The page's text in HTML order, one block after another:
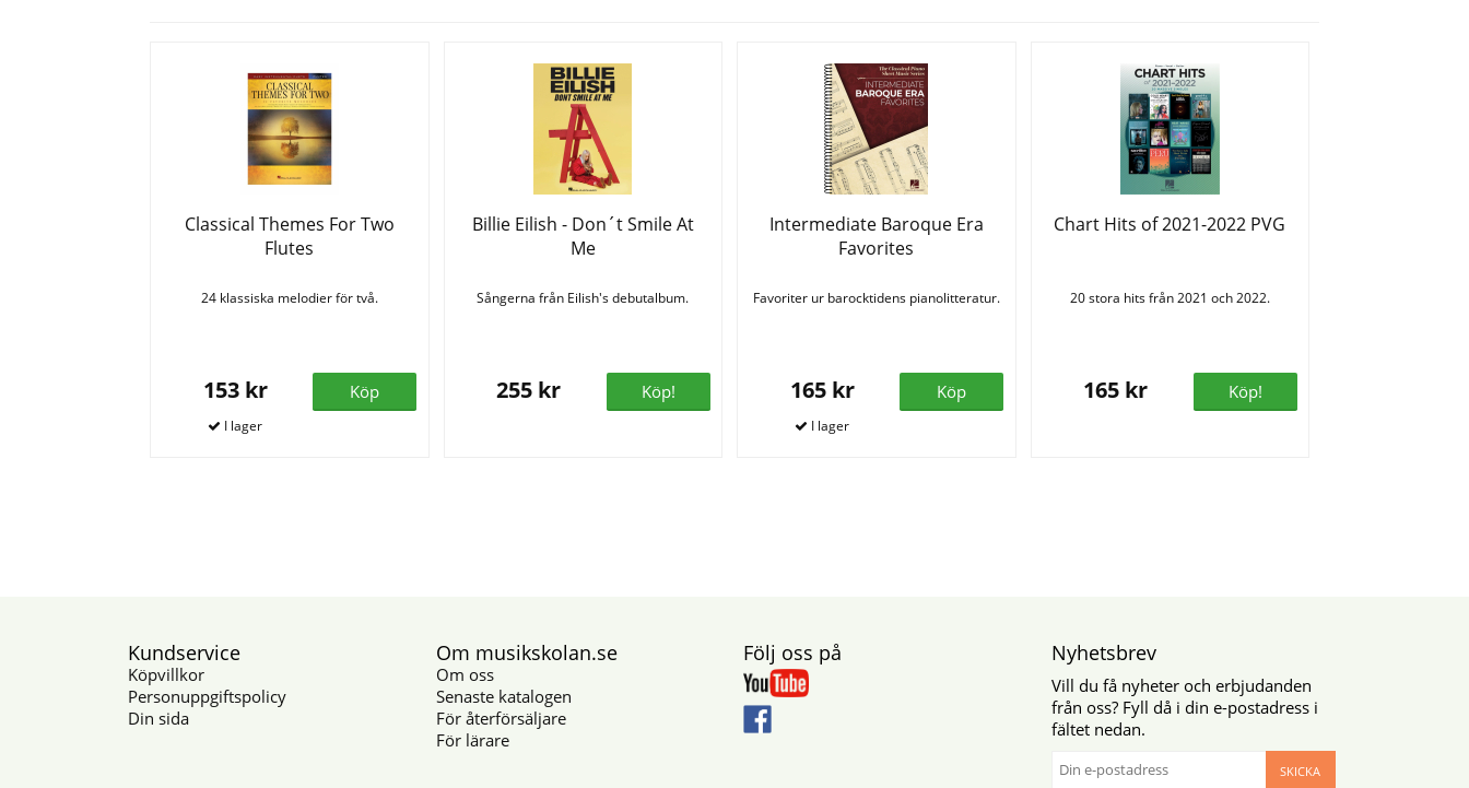
Classical Themes For Two
Flutes
24 klassiska melodier för två.
153 kr Köp
Billie Eilish - Don´t Smile At
Me
Sångerna från Eilish's debutalbum.
255 kr Köp!
Intermediate Baroque Era
Favorites
Favoriter ur barocktidens pianolitteratur.
165 kr Köp
Chart Hits of 2021-2022 PVG
20 stora hits från 2021 och 2022.
165 kr Köp!
Kundservice
Köpvillkor
Personuppgiftspolicy
Din sida
Om musikskolan.se
Om oss
Senaste katalogen
För återförsäljare
För lärare
Följ oss på Nyhetsbrev
Vill du få nyheter och erbjudanden
från oss? Fyll då i din e-postadress i
fältet nedan.
SKICKA